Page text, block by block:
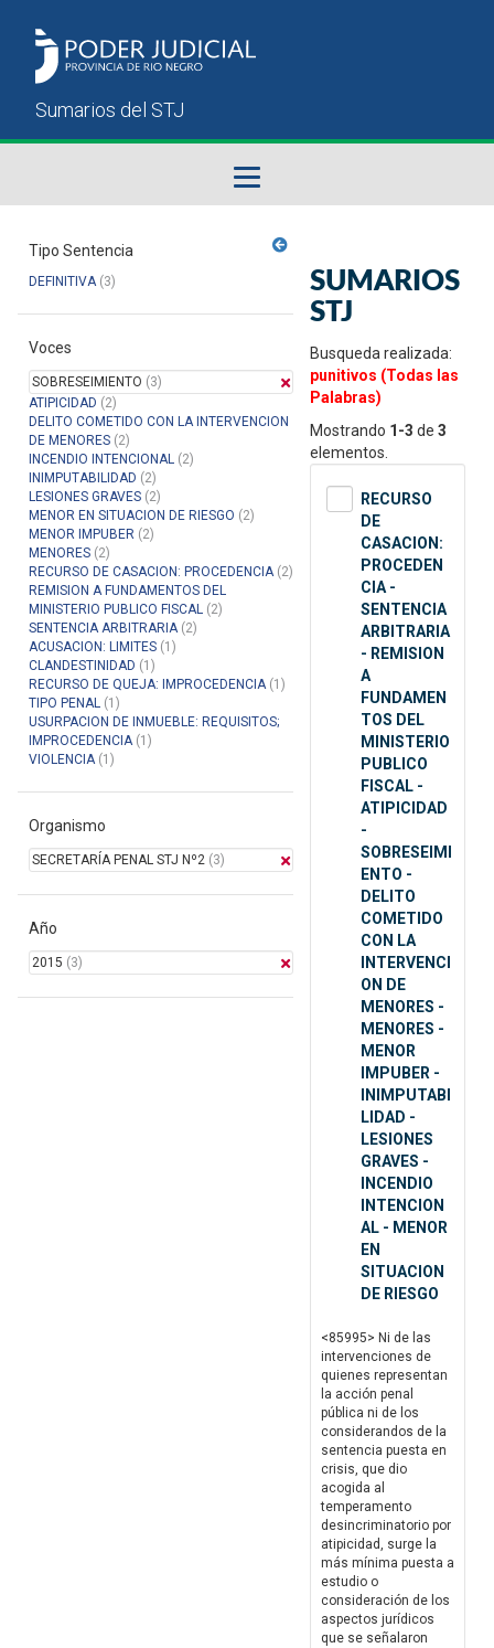
Sumarios del STJ
Manual del Usuario
Tipo Sentencia
DEFINITIVA(3)
Voces
SOBRESEIMIENTO (3)
ATIPICIDAD (2)
DELITO COMETIDO CON LA INTERVENCION
DE MENORES (2)
INCENDIO INTENCIONAL (2)
INIMPUTABILIDAD (2)
LESIONES GRAVES (2)
MENOR EN SITUACION DE RIESGO (2)
MENOR IMPUBER (2)
MENORES (2)
RECURSO DE CASACION: PROCEDENCIA(2)
REMISION A FUNDAMENTOS DEL
MINISTERIO PUBLICO FISCAL (2)
SENTENCIA ARBITRARIA(2)
ACUSACION: LIMITES (1)
CLANDESTINIDAD (1)
RECURSO DE QUEJA: IMPROCEDENCIA(1)
TIPO PENAL (1)
USURPACION DE INMUEBLE: REQUISITOS;
IMPROCEDENCIA(1)
VIOLENCIA(1)
Organismo
SECRETARÍA PENAL STJ Nº2 (3)
Año
2015 (3)
SUMARIOS
STJ
Busqueda realizada:
punitivos (Todas las
Palabras)
Mostrando 1-3 de 3
elementos.
RECURSO
DE
CASACION:
PROCEDEN
CIA -
SENTENCIA
ARBITRARIA
- REMISION
A
FUNDAMEN
TOS DEL
MINISTERIO
PUBLICO
FISCAL -
ATIPICIDAD
-
SOBRESEIMI
ENTO -
DELITO
COMETIDO
CON LA
INTERVENCI
ON DE
MENORES -
MENORES -
MENOR
IMPUBER -
INIMPUTABI
LIDAD -
LESIONES
GRAVES -
INCENDIO
INTENCION
AL - MENOR
EN
SITUACION
DE RIESGO
<85995> Ni de las
intervenciones de
quienes representan
la acción penal
pública ni de los
considerandos de la
sentencia puesta en
crisis, que dio
acogida al
temperamento
desincriminatorio por
atipicidad, surge la
más mínima puesta a
estudio o
consideración de los
aspectos jurídicos
que se señalaron